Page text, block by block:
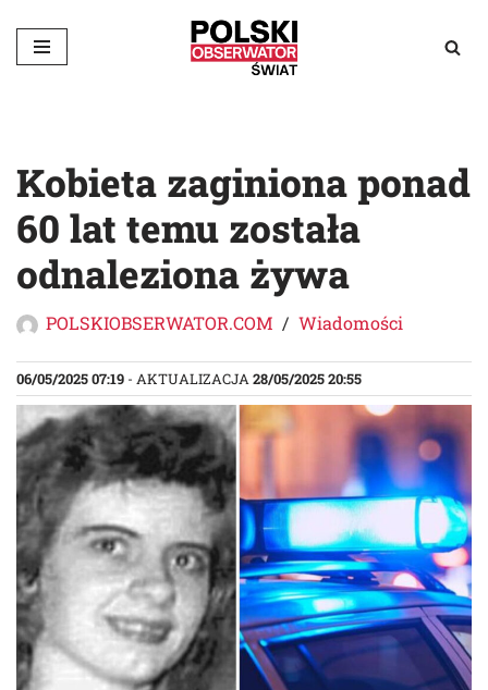
Przejdź
Kobieta zaginiona ponad
60 lat temu została
odnaleziona żywa
POLSKIOBSERWATOR.COM Wiadomości
06/05/2025 07:19 - AKTUALIZACJA28/05/2025 20:55